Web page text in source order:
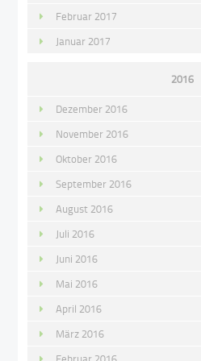
Februar 2017
Januar 2017
2016
Dezember 2016
November 2016
Oktober 2016
September 2016
August 2016
Juli 2016
Juni 2016
Mai 2016
April 2016
März 2016